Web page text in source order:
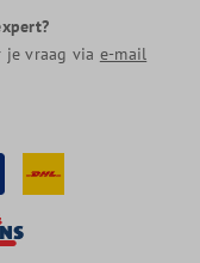
vraag via e-mail